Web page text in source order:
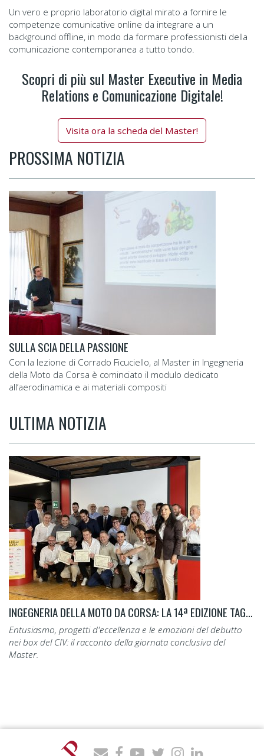
Un vero e proprio laboratorio digital mirato a fornire le
competenze comunicative online da integrare a un
background offline, in modo da formare professionisti della
comunicazione contemporanea a tutto tondo.
Scopri di più sul Master Executive in Media
Relations e Comunicazione Digitale!
Visita ora la scheda del Master!
PROSSIMA NOTIZIA
SULLA SCIA DELLA PASSIONE
Con la lezione di Corrado Ficuciello, al Master in Ingegneria
della Moto da Corsa è cominciato il modulo dedicato
all’aerodinamica e ai materiali compositi
ULTIMA NOTIZIA
INGEGNERIA DELLA MOTO DA CORSA: LA 14ª EDIZIONE TAGLIA IL TRAGUARDO.
Entusiasmo, progetti d'eccellenza e le emozioni del debutto
nei box del CIV: il racconto della giornata conclusiva del
Master.